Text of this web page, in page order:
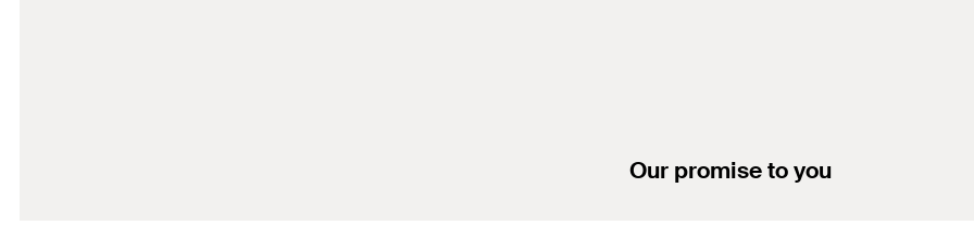
Our promise to you